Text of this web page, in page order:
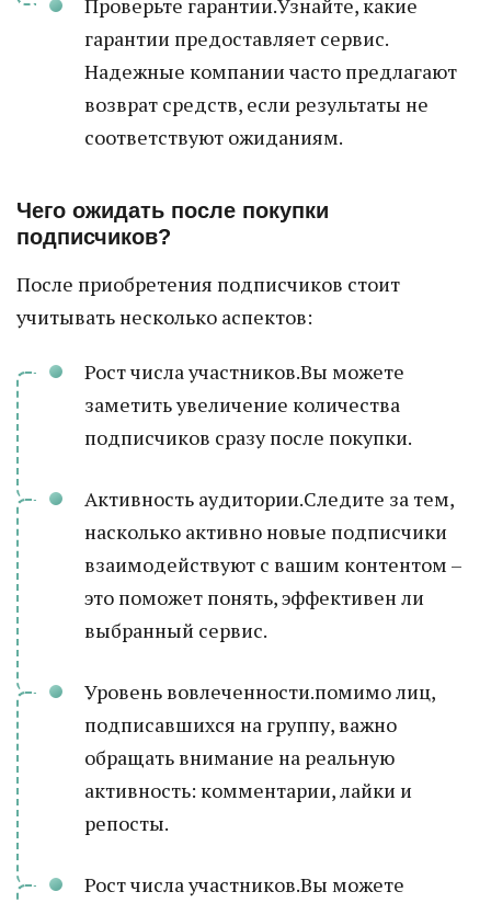
Проверьте гарантии.Узнайте, какие
гарантии предоставляет сервис.
Надежные компании часто предлагают
возврат средств, если результаты не
соответствуют ожиданиям.
Чего ожидать после покупки
подписчиков?
После приобретения подписчиков стоит
учитывать несколько аспектов:
Рост числа участников.Вы можете
заметить увеличение количества
подписчиков сразу после покупки.
Активность аудитории.Следите за тем,
насколько активно новые подписчики
взаимодействуют с вашим контентом –
это поможет понять, эффективен ли
выбранный сервис.
Уровень вовлеченности.помимо лиц,
подписавшихся на группу, важно
обращать внимание на реальную
активность: комментарии, лайки и
репосты.
Рост числа участников.Вы можете